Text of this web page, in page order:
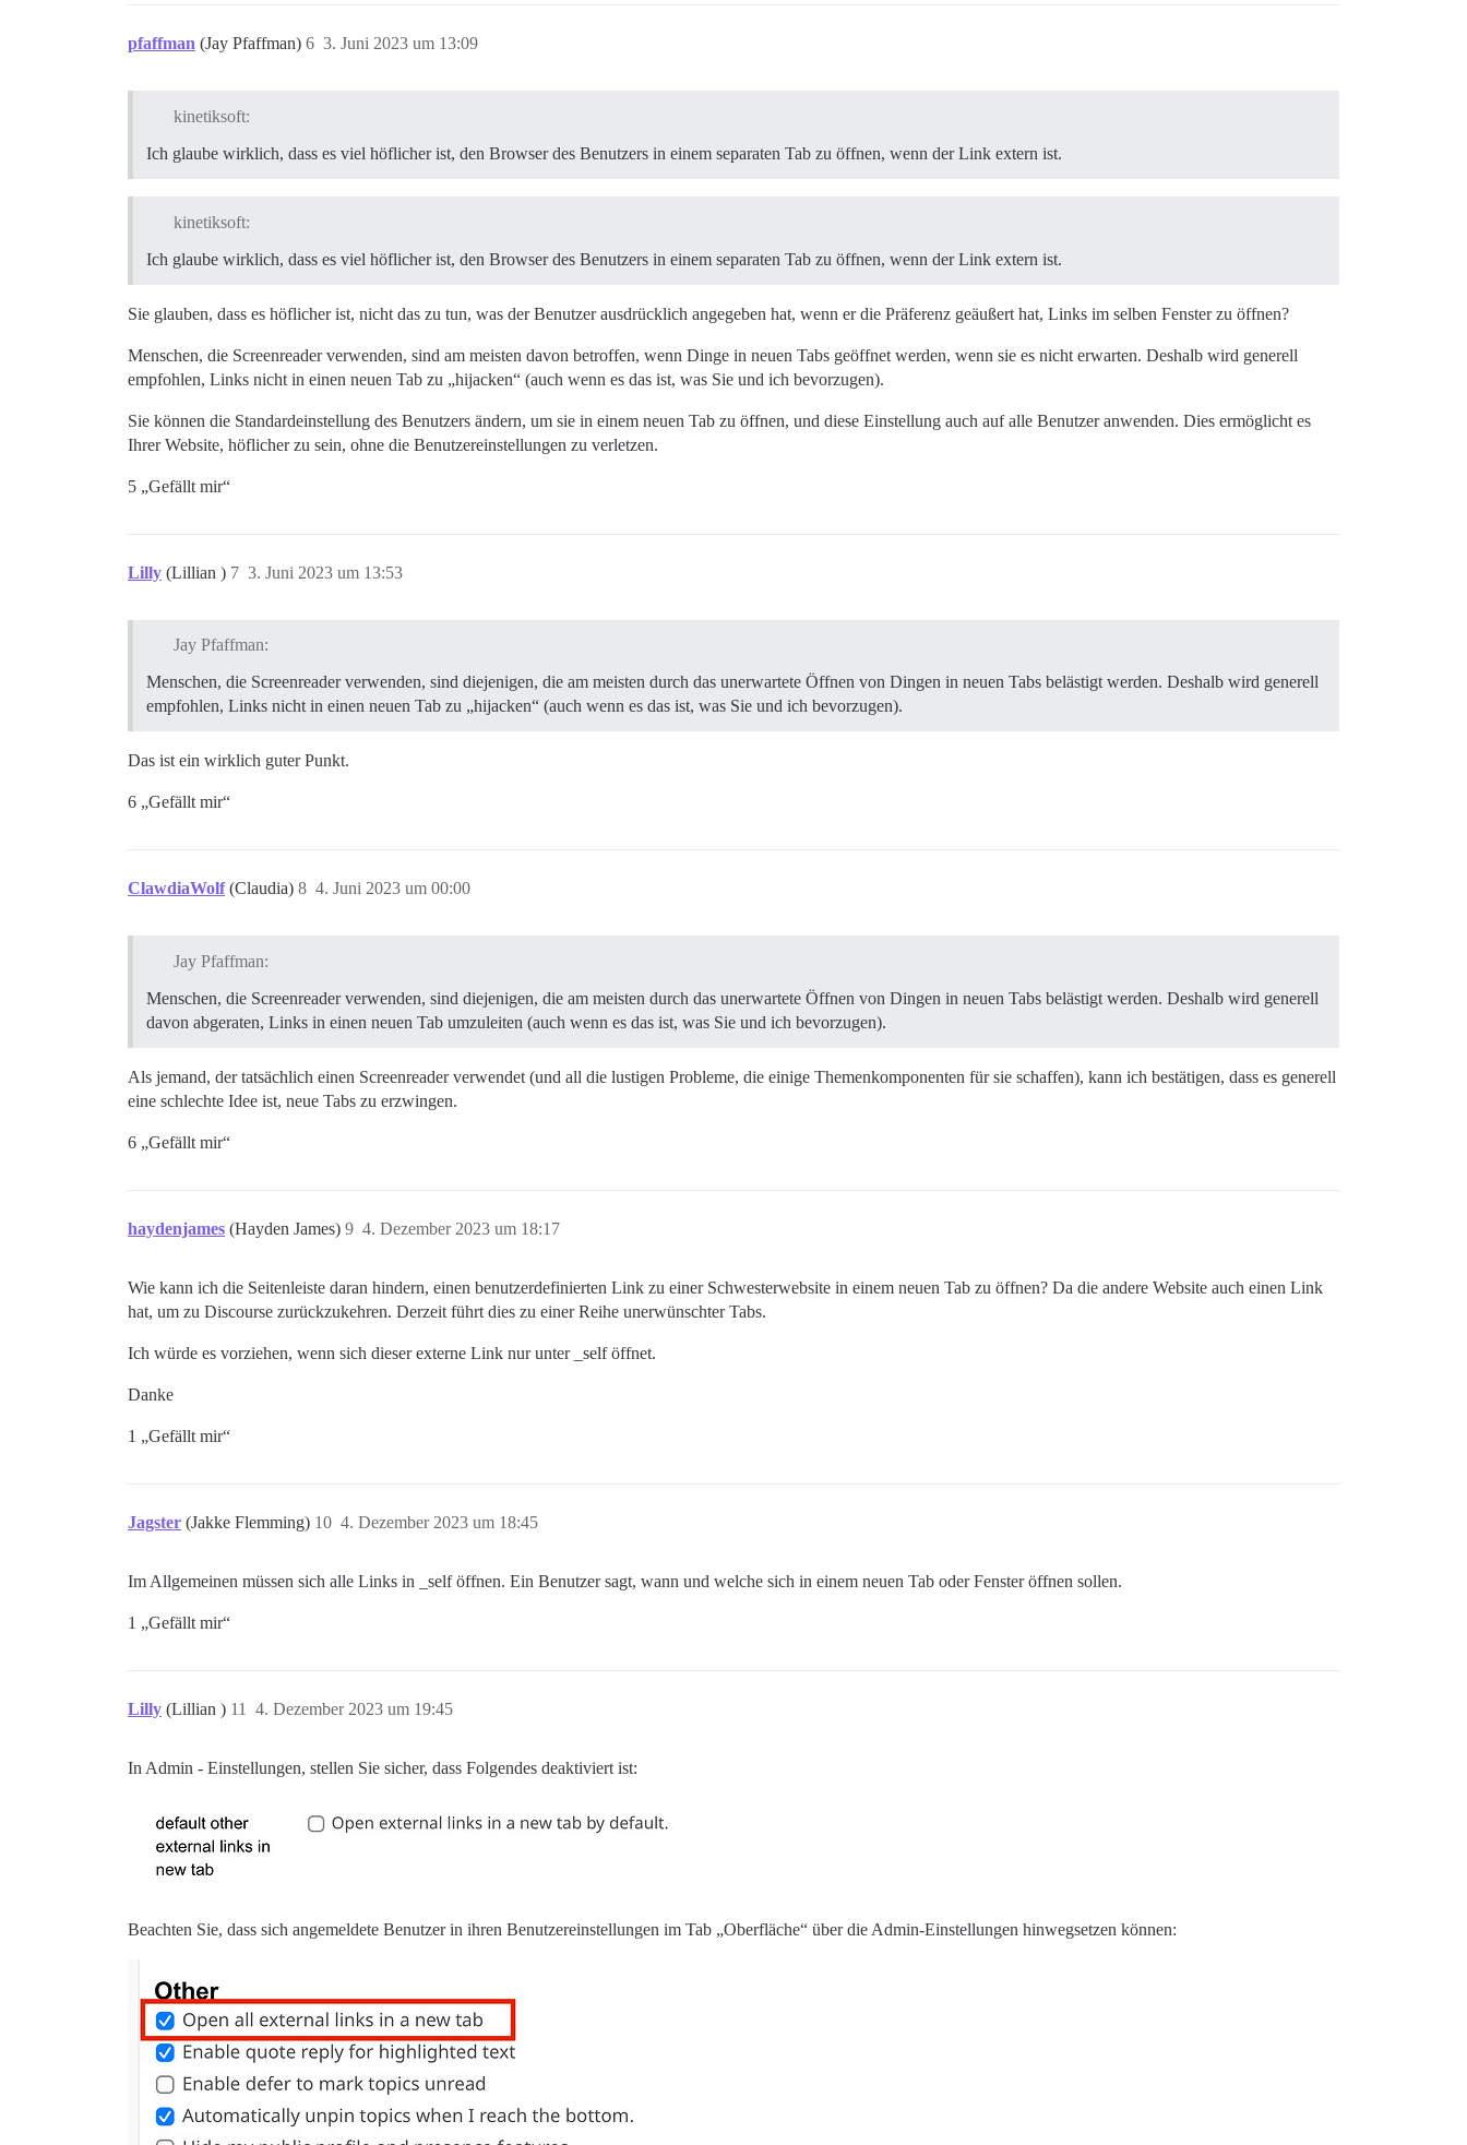
pfaffman (Jay Pfaffman) 3. Juni 2023 um 13:09
6
kinetiksoft:
Ich glaube wirklich, dass es viel höflicher ist, den Browser des Benutzers in einem separaten Tab zu öffnen, wenn der Link extern ist.
kinetiksoft:
Ich glaube wirklich, dass es viel höflicher ist, den Browser des Benutzers in einem separaten Tab zu öffnen, wenn der Link extern ist.
Sie glauben, dass es höflicher ist, nicht das zu tun, was der Benutzer ausdrücklich angegeben hat, wenn er die Präferenz geäußert hat, Links im selben Fenster zu öffnen?
Menschen, die Screenreader verwenden, sind am meisten davon betroffen, wenn Dinge in neuen Tabs geöffnet werden, wenn sie es nicht erwarten. Deshalb wird generell
empfohlen, Links nicht in einen neuen Tab zu „hijacken“ (auch wenn es das ist, was Sie und ich bevorzugen).
Sie können die Standardeinstellung des Benutzers ändern, um sie in einem neuen Tab zu öffnen, und diese Einstellung auch auf alle Benutzer anwenden. Dies ermöglicht es
Ihrer Website, höflicher zu sein, ohne die Benutzereinstellungen zu verletzen.
5 „Gefällt mir“
Lilly (Lillian ) 3. Juni 2023 um 13:53
7
Jay Pfaffman:
Menschen, die Screenreader verwenden, sind diejenigen, die am meisten durch das unerwartete Öffnen von Dingen in neuen Tabs belästigt werden. Deshalb wird generell
empfohlen, Links nicht in einen neuen Tab zu „hijacken“ (auch wenn es das ist, was Sie und ich bevorzugen).
Das ist ein wirklich guter Punkt.
6 „Gefällt mir“
ClawdiaWolf (Claudia) 4. Juni 2023 um 00:00
8
Jay Pfaffman:
Menschen, die Screenreader verwenden, sind diejenigen, die am meisten durch das unerwartete Öffnen von Dingen in neuen Tabs belästigt werden. Deshalb wird generell
davon abgeraten, Links in einen neuen Tab umzuleiten (auch wenn es das ist, was Sie und ich bevorzugen).
Als jemand, der tatsächlich einen Screenreader verwendet (und all die lustigen Probleme, die einige Themenkomponenten für sie schaffen), kann ich bestätigen, dass es generell
eine schlechte Idee ist, neue Tabs zu erzwingen.
6 „Gefällt mir“
haydenjames (Hayden James) 4. Dezember 2023 um 18:17
9
Wie kann ich die Seitenleiste daran hindern, einen benutzerdefinierten Link zu einer Schwesterwebsite in einem neuen Tab zu öffnen? Da die andere Website auch einen Link
hat, um zu Discourse zurückzukehren. Derzeit führt dies zu einer Reihe unerwünschter Tabs.
Ich würde es vorziehen, wenn sich dieser externe Link nur unter _self öffnet.
Danke
1 „Gefällt mir“
Jagster (Jakke Flemming) 4. Dezember 2023 um 18:45
10
Im Allgemeinen müssen sich alle Links in _self öffnen. Ein Benutzer sagt, wann und welche sich in einem neuen Tab oder Fenster öffnen sollen.
1 „Gefällt mir“
Lilly (Lillian ) 4. Dezember 2023 um 19:45
11
In Admin - Einstellungen, stellen Sie sicher, dass Folgendes deaktiviert ist:
Beachten Sie, dass sich angemeldete Benutzer in ihren Benutzereinstellungen im Tab „Oberfläche“ über die Admin-Einstellungen hinwegsetzen können: